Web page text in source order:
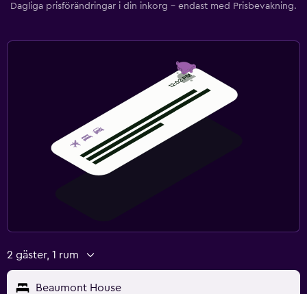
Dagliga prisförändringar i din inkorg – endast med Prisbevakning.
2 gäster, 1 rum
Beaumont House